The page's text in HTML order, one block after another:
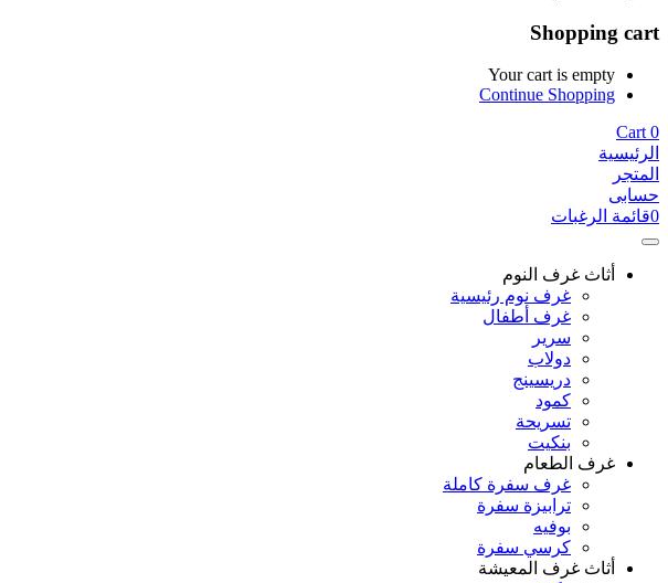
Shopping cart
Your cart is empty
Continue Shopping
0
Cart
الرئيسية
المتجر
حسابى
0قائمة الرغبات
أثاث غرف النوم
غرف نوم رئيسية
غرف أطفال
سرير
دولاب
دريسينج
كمود
تسريحة
بنكيت
غرف الطعام
غرف سفرة كاملة
ترابيزة سفرة
بوفيه
كرسي سفرة
أثاث غرف المعيشة